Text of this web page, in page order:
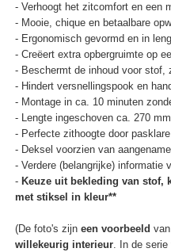
- Verhoogt het zitcomfort en een
- Mooie, chique en betaalbare
- Ergonomisch gevormd en in
- Creëert extra opbergruimte op
- Beschermt de inhoud voor stof,
- Hindert versnellingspook en
- Montage in ca. 10 minuten
- Lengte ingeschoven ca. 270
- Perfecte zithoogte door
- Deksel voorzien van
- Verdere (belangrijke) informatie
- Keuze uit bekleding van stof,
met stiksel in kleur**
(De foto's zijn een voorbeeld
willekeurig interieur. In de serie